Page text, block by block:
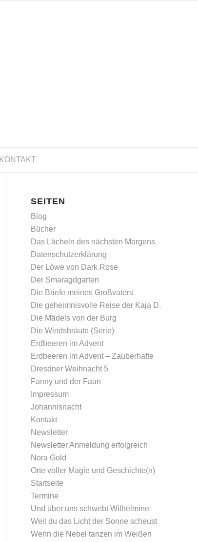
KONTAKT
SEITEN
Blog
Bücher
Das Lächeln des nächsten Morgens
Datenschutz­erklärung
Der Löwe von Dark Rose
Der Smaragdgarten
Die Briefe meines Großvaters
Die geheimnisvolle Reise der Kaja D.
Die Mädels von der Burg
Die Windsbräute (Serie)
Erdbeeren im Advent
Erdbeeren im Advent – Zauberhafte
Dresdner Weihnacht 5
Fanny und der Faun
Impressum
Johannisnacht
Kontakt
Newsletter
Newsletter Anmeldung erfolgreich
Nora Gold
Orte voller Magie und Geschichte(n)
Startseite
Termine
Und über uns schwebt Wilhelmine
Weil du das Licht der Sonne scheust
Wenn die Nebel tanzen im Weißen